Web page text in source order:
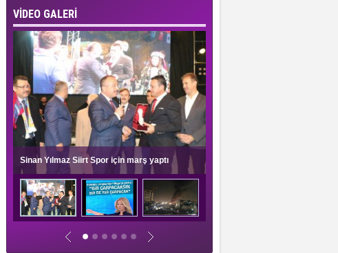
VİDEO GALERİ
Sinan Yılmaz Siirt Spor için marş yaptı